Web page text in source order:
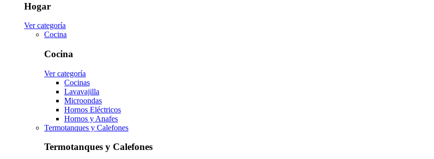
Hogar
Ver categoría
Cocina
Cocina
Ver categoría
Cocinas
Lavavajilla
Microondas
Hornos Eléctricos
Hornos y Anafes
Termotanques y Calefones
Termotanques y Calefones